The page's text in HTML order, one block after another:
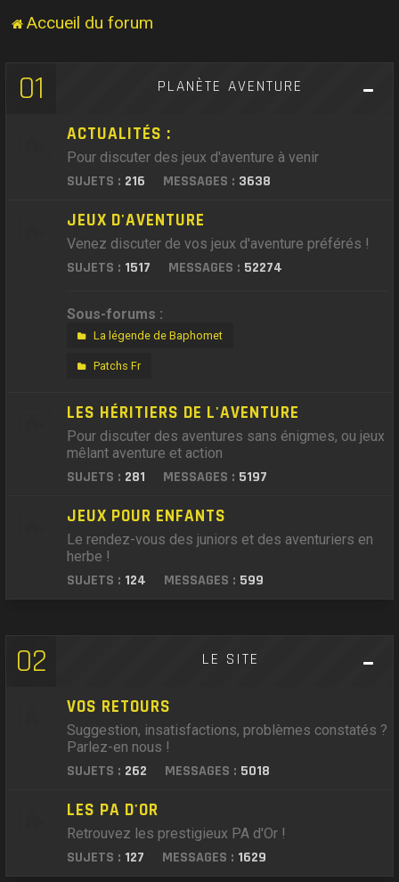
Accueil du forum
01 PLANÈTE AVENTURE
ACTUALITÉS :
Pour discuter des jeux d'aventure à venir
SUJETS : 216 MESSAGES : 3638
JEUX D'AVENTURE
Venez discuter de vos jeux d'aventure préférés !
SUJETS : 1517 MESSAGES : 52274
Sous-forums :
La légende de Baphomet
Patchs Fr
LES HÉRITIERS DE L'AVENTURE
Pour discuter des aventures sans énigmes, ou jeux
mêlant aventure et action
SUJETS : 281 MESSAGES : 5197
JEUX POUR ENFANTS
Le rendez-vous des juniors et des aventuriers en
herbe !
SUJETS : 124 MESSAGES : 599
02 LE SITE
VOS RETOURS
Suggestion, insatisfactions, problèmes constatés ?
Parlez-en nous !
SUJETS : 262 MESSAGES : 5018
LES PA D'OR
Retrouvez les prestigieux PA d'Or !
SUJETS : 127 MESSAGES : 1629